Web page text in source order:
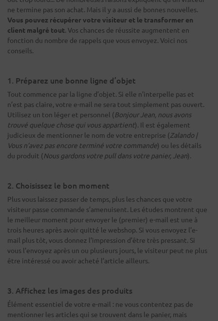
ne termine pas son achat. Mais il y a aussi de bonnes nouvelles.
Vous pouvez récupérer votre visiteur et le transformer en
client malgré tout. Vos chances de réussite augmentent en
fonction du nombre de rappels que vous envoyez. Voici nos
conseils.
1. Préparez une bonne ligne d’objet
Tout commence par la ligne d’objet. Si elle n’interpelle pas et
n’est pas claire, votre e-mail ne sera tout simplement pas ouvert.
Utilisez un ton léger et personnel (Bonjour Jean, nous avons
trouvé quelque chose qui vous appartient). Il est également
judicieux de mentionner le nom de votre entreprise (Zalando |
Vous n’avez pas encore terminé votre commande) ou les détails
du produit (Nous gardons votre pull dans votre panier, Jean).
2. Choisissez le bon moment
Plus vous laissez passer de temps, plus les chances que votre
visiteur passe commande s’amenuisent. Les études montrent que
le meilleur moment pour envoyer le (premier) e-mail est une à
trois heures après avoir quitté le webshop. Si vous envoyez l’e-
mail plus tôt, vous donnez l’impression d’être très pressant. Si
vous l’envoyez après un ou plusieurs jours, le visiteur peut ne plus
être intéressé ou avoir acheté l’article ailleurs.
3. Affichez les images des produits
Élément essentiel de votre e-mail : ne vous contentez pas de
mentionner les articles qui se trouvent dans le panier, mais